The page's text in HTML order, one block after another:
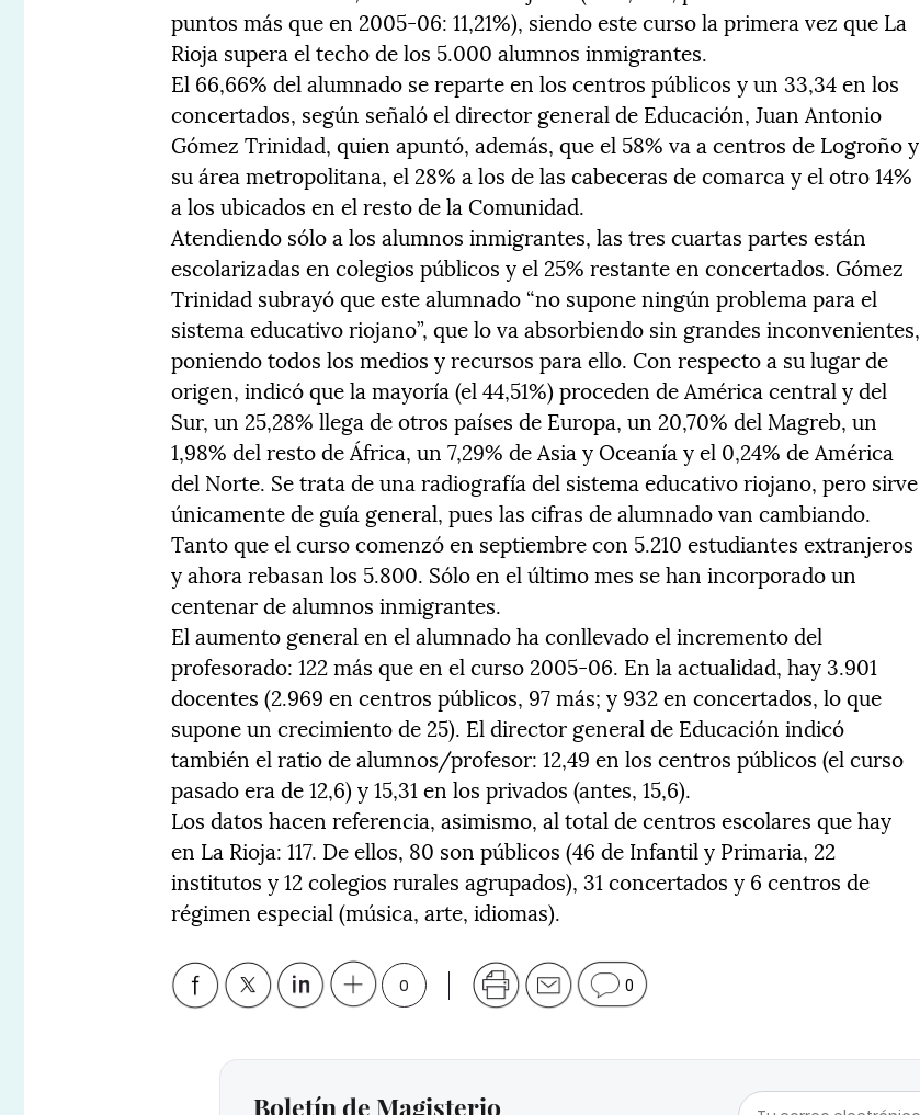
puntos más que en 2005-06: 11,21%), siendo este curso la primera vez que La
Rioja supera el techo de los 5.000 alumnos inmigrantes.
El 66,66% del alumnado se reparte en los centros públicos y un 33,34 en los
concertados, según señaló el director general de Educación, Juan Antonio
Gómez Trinidad, quien apuntó, además, que el 58% va a centros de Logroño y
su área metropolitana, el 28% a los de las cabeceras de comarca y el otro 14%
a los ubicados en el resto de la Comunidad.
Atendiendo sólo a los alumnos inmigrantes, las tres cuartas partes están
escolarizadas en colegios públicos y el 25% restante en concertados. Gómez
Trinidad subrayó que este alumnado “no supone ningún problema para el
sistema educativo riojano”, que lo va absorbiendo sin grandes inconvenientes,
poniendo todos los medios y recursos para ello. Con respecto a su lugar de
origen, indicó que la mayoría (el 44,51%) proceden de América central y del
Sur, un 25,28% llega de otros países de Europa, un 20,70% del Magreb, un
1,98% del resto de África, un 7,29% de Asia y Oceanía y el 0,24% de América
del Norte. Se trata de una radiografía del sistema educativo riojano, pero sirve
únicamente de guía general, pues las cifras de alumnado van cambiando.
Tanto que el curso comenzó en septiembre con 5.210 estudiantes extranjeros
y ahora rebasan los 5.800. Sólo en el último mes se han incorporado un
centenar de alumnos inmigrantes.
El aumento general en el alumnado ha conllevado el incremento del
profesorado: 122 más que en el curso 2005-06. En la actualidad, hay 3.901
docentes (2.969 en centros públicos, 97 más; y 932 en concertados, lo que
supone un crecimiento de 25). El director general de Educación indicó
también el ratio de alumnos/profesor: 12,49 en los centros públicos (el curso
pasado era de 12,6) y 15,31 en los privados (antes, 15,6).
Los datos hacen referencia, asimismo, al total de centros escolares que hay
en La Rioja: 117. De ellos, 80 son públicos (46 de Infantil y Primaria, 22
institutos y 12 colegios rurales agrupados), 31 concertados y 6 centros de
régimen especial (música, arte, idiomas).
0 0
Boletín de Magisterio